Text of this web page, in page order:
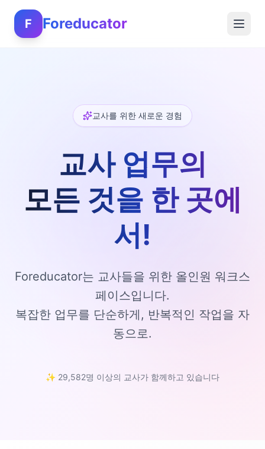
F Foreducator
교사를 위한 새로운 경험
교사 업무의
모든 것을 한 곳에
서!
Foreducator는 교사들을 위한 올인원 워크스
페이스입니다.
복잡한 업무를 단순하게, 반복적인 작업을 자
동으로.
✨ 29,582명 이상의 교사가 함께하고 있습니다